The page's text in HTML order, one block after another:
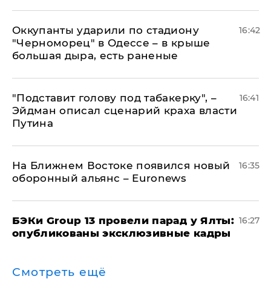
Оккупанты ударили по стадиону
"Черноморец" в Одессе – в крыше
большая дыра, есть раненые
16:42
​"Подставит голову под табакерку", –
Эйдман описал сценарий краха власти
Путина
16:41
На Ближнем Востоке появился новый
оборонный альянс – Euronews
16:35
​БЭКи Group 13 провели парад у Ялты:
опубликованы эксклюзивные кадры
16:27
Смотреть ещё